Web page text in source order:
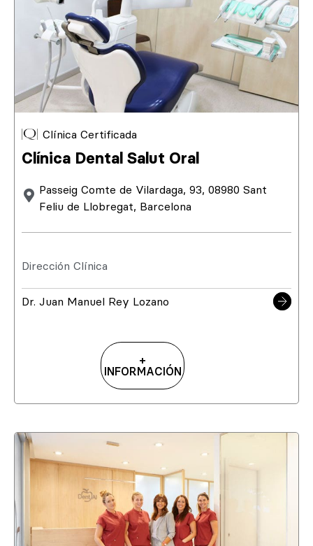
Clínica Certificada
Clínica Dental Salut Oral
Passeig Comte de Vilardaga, 93, 08980 Sant
Feliu de Llobregat, Barcelona
Dirección Clínica
Dr. Juan Manuel Rey Lozano
+
INFORMACIÓN